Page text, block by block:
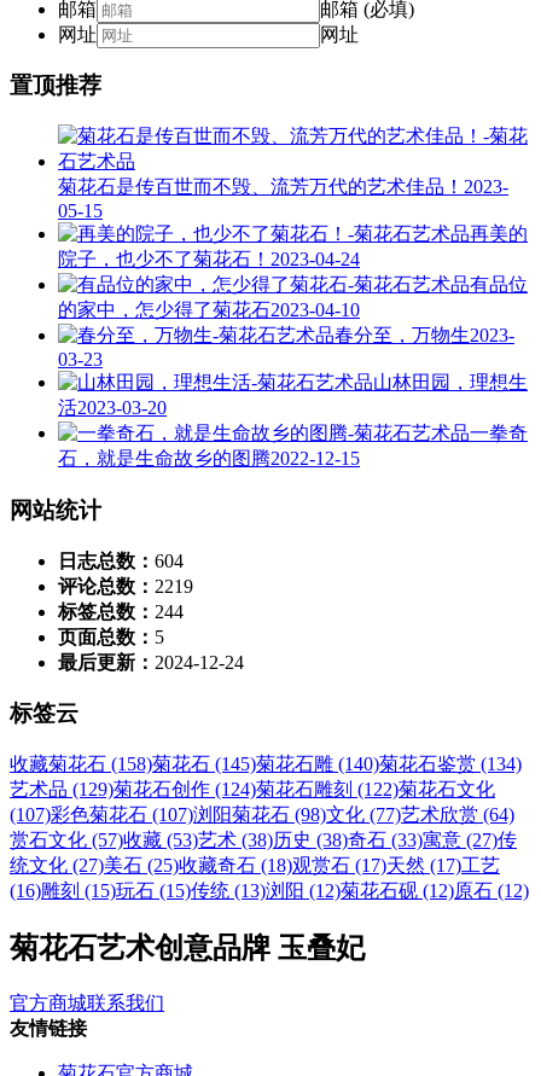
邮箱
邮箱 (必填)
网址
网址
置顶推荐
菊花石是传百世而不毁、流芳万代的艺术佳品！ 2023-
05-15
再美的
院子，也少不了菊花石！ 2023-04-24
有品位
的家中，怎少得了菊花石2023-04-10
春分至，万物生2023-
03-23
山林田园，理想生
活2023-03-20
一拳奇
石，就是生命故乡的图腾2022-12-15
网站统计
日志总数： 604
评论总数： 2219
标签总数： 244
页面总数： 5
最后更新： 2024-12-24
标签云
收藏菊花石 (158)菊花石 (145)菊花石雕 (140)菊花石鉴赏 (134)
艺术品 (129)菊花石创作 (124)菊花石雕刻 (122)菊花石文化
(107)彩色菊花石 (107)浏阳菊花石 (98)文化 (77)艺术欣赏 (64)
赏石文化 (57)收藏 (53)艺术 (38)历史 (38)奇石 (33)寓意 (27)传
统文化 (27)美石 (25)收藏奇石 (18)观赏石 (17)天然 (17)工艺
(16)雕刻 (15)玩石 (15)传统 (13)浏阳 (12)菊花石砚 (12)原石 (12)
菊花石艺术创意品牌 玉叠妃
官方商城联系我们
友情链接